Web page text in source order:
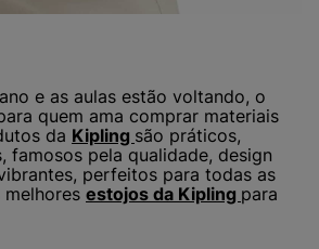
e as aulas estão voltando, o
quem ama comprar materiais
da Kipling são práticos,
famosos pela qualidade, design
perfeitos para todas as
estojos da Kipling para